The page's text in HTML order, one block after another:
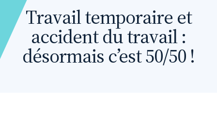
Travail temporaire et
accident du travail :
désormais c’est 50/50 !